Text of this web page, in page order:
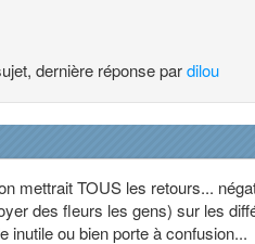
dernière réponse pardilou
mettrait TOUS les retours...
des fleurs les gens) sur les
inutile ou bien porte à confusion...